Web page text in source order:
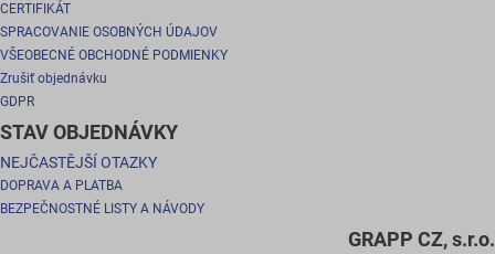
CERTIFIKÁT
SPRACOVANIE OSOBNÝCH ÚDAJOV
VŠEOBECNÉ OBCHODNÉ PODMIENKY
Zrušiť objednávku
GDPR
STAV OBJEDNÁVKY
NEJČASTĚJŠÍ OTAZKY
DOPRAVA A PLATBA
BEZPEČNOSTNÉ LISTY A NÁVODY
GRAPP CZ, s.r.o.